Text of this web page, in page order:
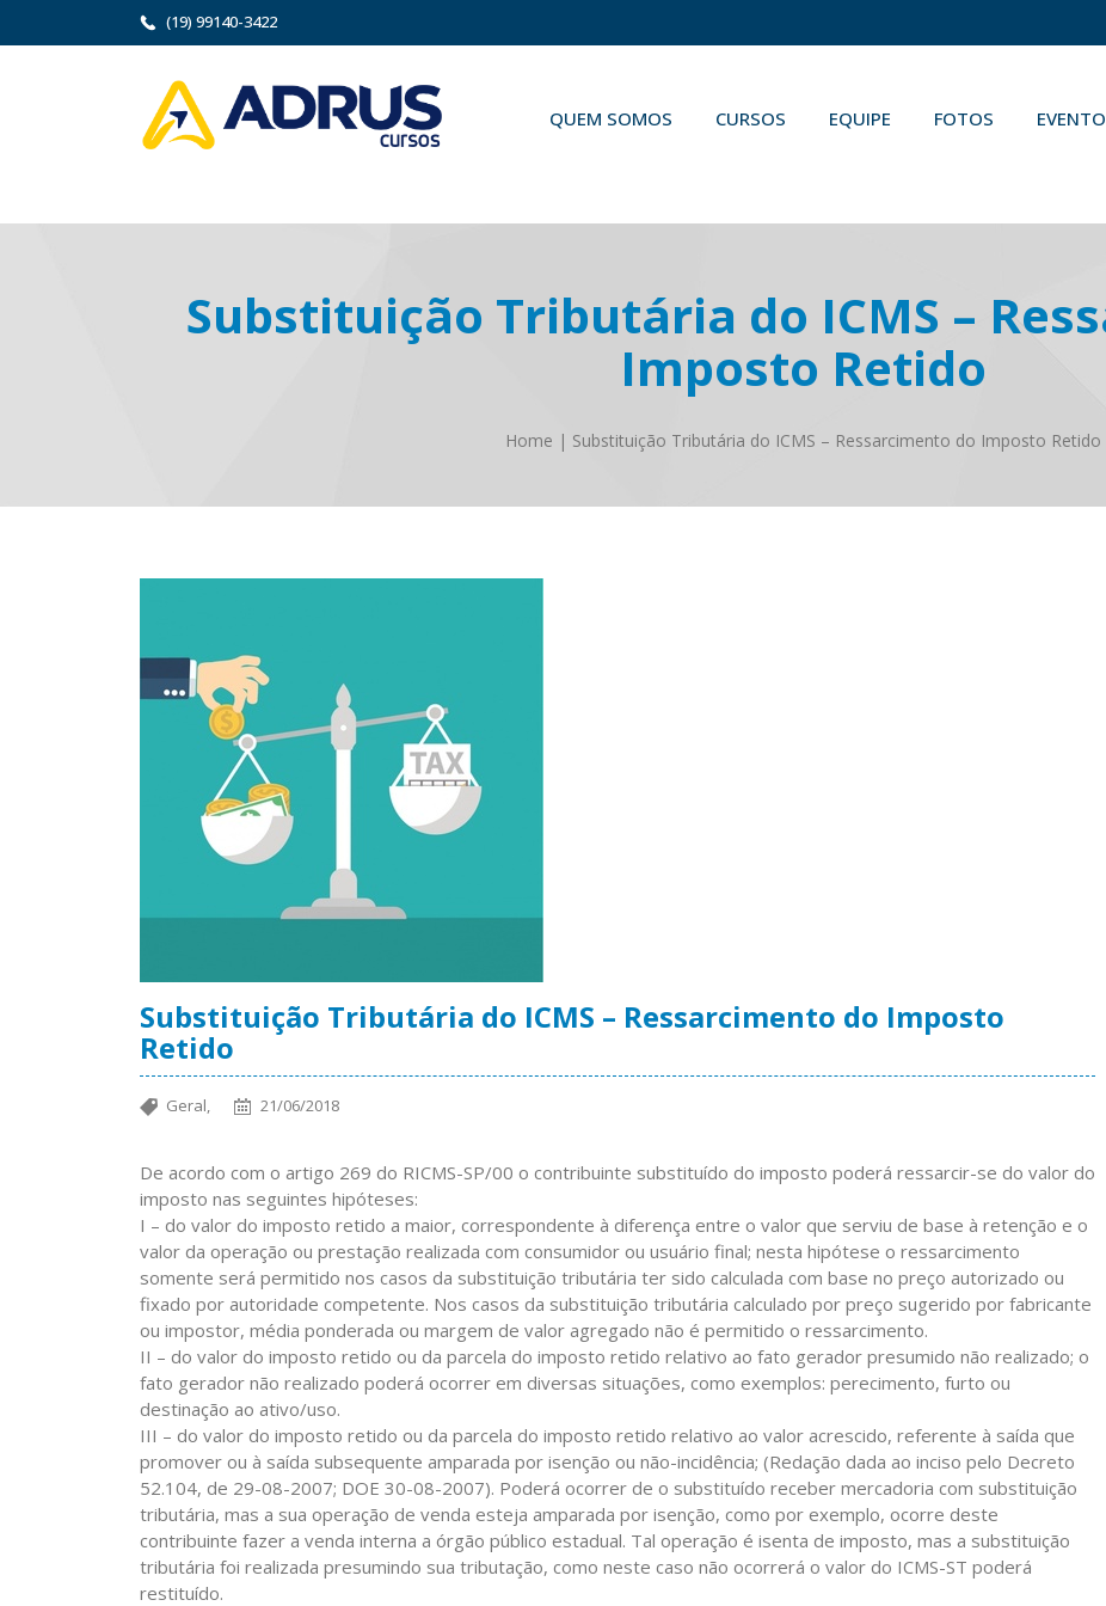
(19) 99140-3422
QUEM SOMOS CURSOS EQUIPE FOTOS
Substituição Tributária do ICMS –
Imposto Retido
Home | Substituição Tributária do ICMS – Ressarcimento do Imposto Retido
Substituição Tributária do ICMS – Ressarcimento do Imposto
Retido
Geral, 21/06/2018
De acordo com o artigo 269 do RICMS-SP/00 o contribuinte substituído do imposto poderá ressarcir-se do valor do
imposto nas seguintes hipóteses:
I – do valor do imposto retido a maior, correspondente à diferença entre o valor que serviu de base à retenção e o
valor da operação ou prestação realizada com consumidor ou usuário final; nesta hipótese o ressarcimento
somente será permitido nos casos da substituição tributária ter sido calculada com base no preço autorizado ou
fixado por autoridade competente. Nos casos da substituição tributária calculado por preço sugerido por fabricante
ou impostor, média ponderada ou margem de valor agregado não é permitido o ressarcimento.
II – do valor do imposto retido ou da parcela do imposto retido relativo ao fato gerador presumido não realizado; o
fato gerador não realizado poderá ocorrer em diversas situações, como exemplos: perecimento, furto ou
destinação ao ativo/uso.
III – do valor do imposto retido ou da parcela do imposto retido relativo ao valor acrescido, referente à saída que
promover ou à saída subsequente amparada por isenção ou não-incidência; (Redação dada ao inciso pelo Decreto
52.104, de 29-08-2007; DOE 30-08-2007). Poderá ocorrer de o substituído receber mercadoria com substituição
tributária, mas a sua operação de venda esteja amparada por isenção, como por exemplo, ocorre deste
contribuinte fazer a venda interna a órgão público estadual. Tal operação é isenta de imposto, mas a substituição
tributária foi realizada presumindo sua tributação, como neste caso não ocorrerá o valor do ICMS-ST poderá
restituído.